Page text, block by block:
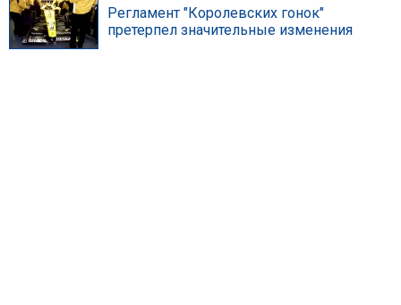
Регламент "Королевских гонок"
претерпел значительные изменения